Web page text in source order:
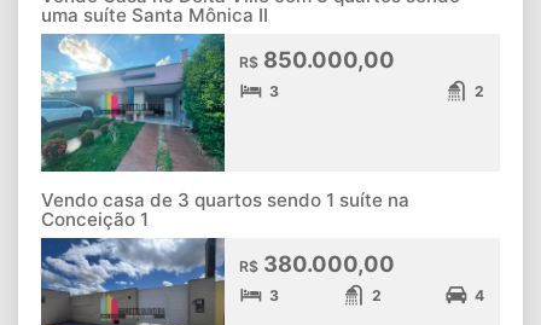
uma suíte Santa Mônica II
R$ 850.000,00
3 2
Vendo casa de 3 quartos sendo 1 suíte na
Conceição 1
R$ 380.000,00
3 2 4